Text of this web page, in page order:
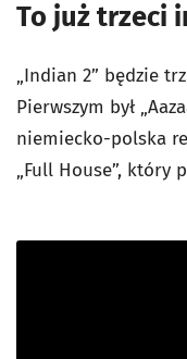
To już trzeci
„Indian 2” będzie
Pierwszym był
niemiecko-polska
„Full House”, który